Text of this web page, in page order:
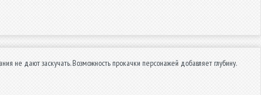
не дают заскучать. Возможность прокачки персонажей добавляет глубину.